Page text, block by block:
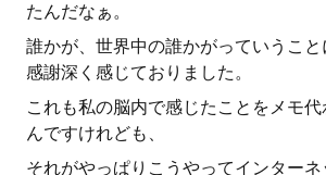
たんだなぁ。
誰かが、世界中の誰かがっていうこと
感謝深く感じておりました。
これも私の脳内で感じたことをメモ
んですけれども、
それがやっぱりこうやってインター